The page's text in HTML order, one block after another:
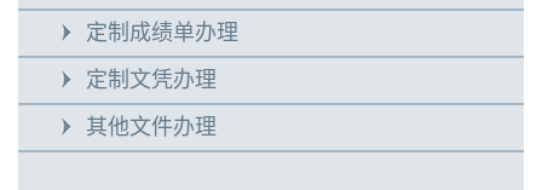
定制成绩单办理
定制文凭办理
其他文件办理